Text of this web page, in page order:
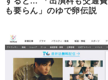
も要らん」のゆで卵伝説